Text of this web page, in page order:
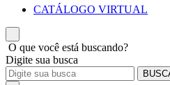
CATÁLOGO VIRTUAL
O que você está buscando?
Digite sua busca